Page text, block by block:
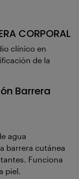
CORPORAL
clínico en
de la
Barrera
agua
barrera cutánea
Funciona
piel.